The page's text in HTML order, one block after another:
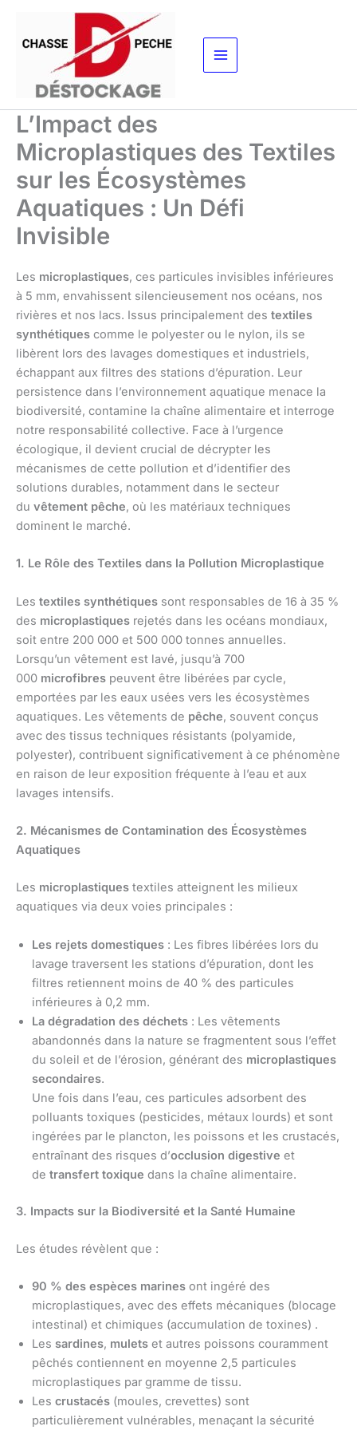
contenu
L’Impact des
Microplastiques des Textiles
sur les Écosystèmes
Aquatiques : Un Défi
Invisible
Les microplastiques, ces particules invisibles inférieures
à 5 mm, envahissent silencieusement nos océans, nos
rivières et nos lacs. Issus principalement des textiles
synthétiques comme le polyester ou le nylon, ils se
libèrent lors des lavages domestiques et industriels,
échappant aux filtres des stations d’épuration. Leur
persistence dans l’environnement aquatique menace la
biodiversité, contamine la chaîne alimentaire et interroge
notre responsabilité collective. Face à l’urgence
écologique, il devient crucial de décrypter les
mécanismes de cette pollution et d’identifier des
solutions durables, notamment dans le secteur
du vêtement pêche, où les matériaux techniques
dominent le marché.
1. Le Rôle des Textiles dans la Pollution Microplastique
Les textiles synthétiques sont responsables de 16 à 35 %
des microplastiques rejetés dans les océans mondiaux,
soit entre 200 000 et 500 000 tonnes annuelles.
Lorsqu’un vêtement est lavé, jusqu’à 700
000 microfibres peuvent être libérées par cycle,
emportées par les eaux usées vers les écosystèmes
aquatiques. Les vêtements de pêche, souvent conçus
avec des tissus techniques résistants (polyamide,
polyester), contribuent significativement à ce phénomène
en raison de leur exposition fréquente à l’eau et aux
lavages intensifs.
2. Mécanismes de Contamination des Écosystèmes
Aquatiques
Les microplastiques textiles atteignent les milieux
aquatiques via deux voies principales :
Les rejets domestiques : Les fibres libérées lors du
lavage traversent les stations d’épuration, dont les
filtres retiennent moins de 40 % des particules
inférieures à 0,2 mm.
La dégradation des déchets : Les vêtements
abandonnés dans la nature se fragmentent sous l’effet
du soleil et de l’érosion, générant des microplastiques
secondaires.
Une fois dans l’eau, ces particules adsorbent des
polluants toxiques (pesticides, métaux lourds) et sont
ingérées par le plancton, les poissons et les crustacés,
entraînant des risques d’occlusion digestive et
de transfert toxique dans la chaîne alimentaire.
3. Impacts sur la Biodiversité et la Santé Humaine
Les études révèlent que :
90 % des espèces marines ont ingéré des
microplastiques, avec des effets mécaniques (blocage
intestinal) et chimiques (accumulation de toxines) .
Les sardines, mulets et autres poissons couramment
pêchés contiennent en moyenne 2,5 particules
microplastiques par gramme de tissu.
Les crustacés (moules, crevettes) sont
particulièrement vulnérables, menaçant la sécurité